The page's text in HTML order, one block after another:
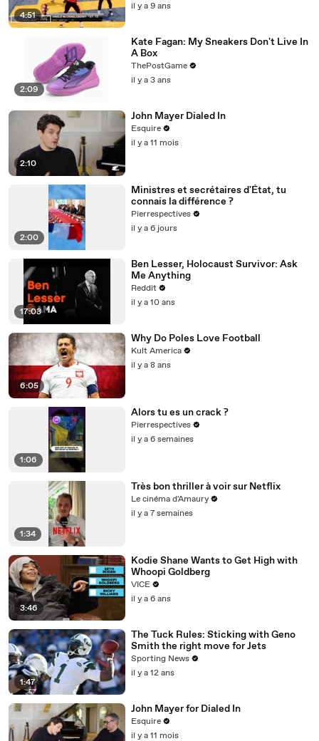
4:51
il y a 9 ans
2:09
Kate Fagan: My Sneakers Don't Live In
A Box
ThePostGame
il y a 3 ans
2:10
John Mayer Dialed In
Esquire
il y a 11 mois
2:00
Ministres et secrétaires d'État, tu
connais la différence ?
Pierrespectives
il y a 6 jours
17:03
Ben Lesser, Holocaust Survivor: Ask
Me Anything
Reddit
il y a 10 ans
6:05
Why Do Poles Love Football
Kult America
il y a 8 ans
1:06
Alors tu es un crack ?
Pierrespectives
il y a 6 semaines
1:34
Très bon thriller à voir sur Netflix
Le cinéma d'Amaury
il y a 7 semaines
3:46
Kodie Shane Wants to Get High with
Whoopi Goldberg
VICE
il y a 6 ans
1:47
The Tuck Rules: Sticking with Geno
Smith the right move for Jets
Sporting News
il y a 12 ans
John Mayer for Dialed In
Esquire
il y a 11 mois